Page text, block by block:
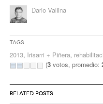
Dario Vallina
Tags
2013, Irisarri + Piñera,
(3 votos, promedio:
RELATED POSTS